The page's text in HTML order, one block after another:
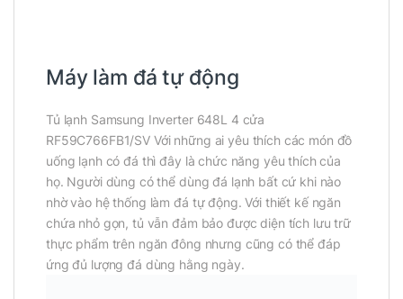
Máy làm đá tự động
Tủ lạnh Samsung Inverter 648L 4 cửa
RF59C766FB1/SV Với những ai yêu thích các món đồ
uống lạnh có đá thì đây là chức năng yêu thích của
họ. Người dùng có thể dùng đá lạnh bất cứ khi nào
nhờ vào hệ thống làm đá tự động. Với thiết kế ngăn
chứa nhỏ gọn, tủ vẫn đảm bảo được diện tích lưu trữ
thực phẩm trên ngăn đông nhưng cũng có thể đáp
ứng đủ lượng đá dùng hằng ngày.